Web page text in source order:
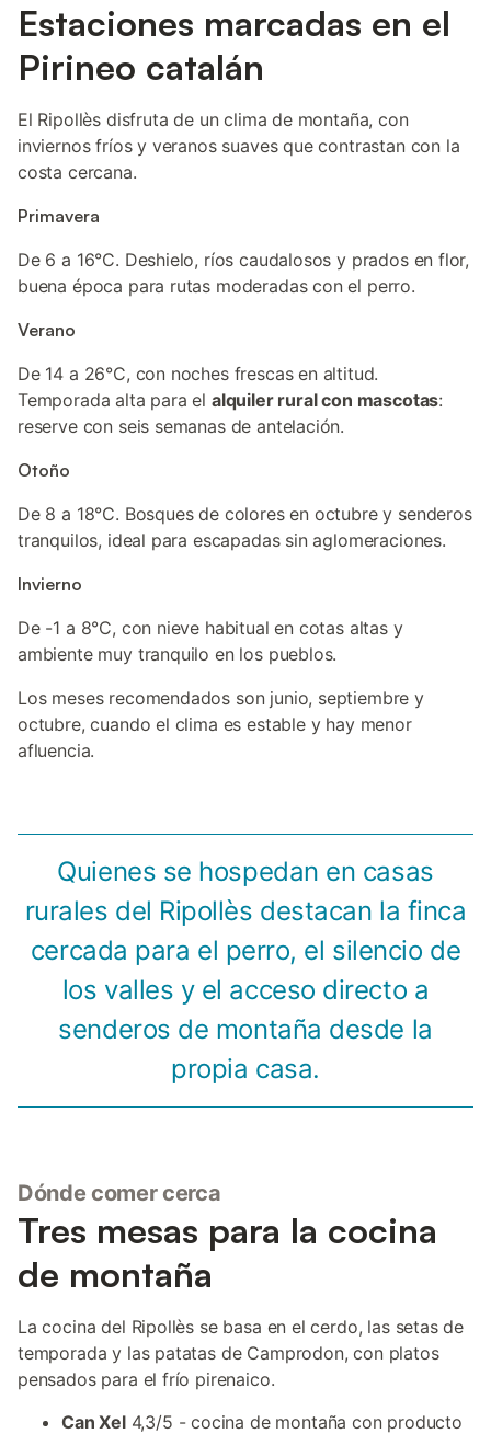
Estaciones marcadas en el
Pirineo catalán
El Ripollès disfruta de un clima de montaña, con
inviernos fríos y veranos suaves que contrastan con la
costa cercana.
Primavera
De 6 a 16°C. Deshielo, ríos caudalosos y prados en flor,
buena época para rutas moderadas con el perro.
Verano
De 14 a 26°C, con noches frescas en altitud.
Temporada alta para el alquiler rural con mascotas:
reserve con seis semanas de antelación.
Otoño
De 8 a 18°C. Bosques de colores en octubre y senderos
tranquilos, ideal para escapadas sin aglomeraciones.
Invierno
De -1 a 8°C, con nieve habitual en cotas altas y
ambiente muy tranquilo en los pueblos.
Los meses recomendados son junio, septiembre y
octubre, cuando el clima es estable y hay menor
afluencia.
Quienes se hospedan en casas
rurales del Ripollès destacan la finca
cercada para el perro, el silencio de
los valles y el acceso directo a
senderos de montaña desde la
propia casa.
Dónde comer cerca
Tres mesas para la cocina
de montaña
La cocina del Ripollès se basa en el cerdo, las setas de
temporada y las patatas de Camprodon, con platos
pensados para el frío pirenaico.
Can Xel4,3/5 - cocina de montaña con producto